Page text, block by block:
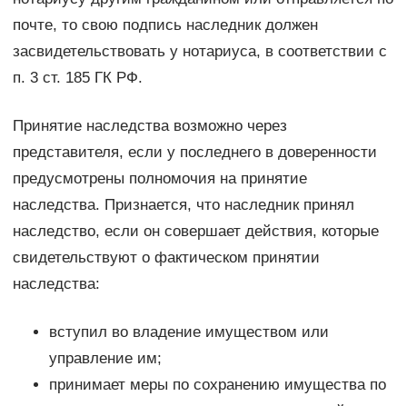
почте, то свою подпись наследник должен
засвидетельствовать у нотариуса, в соответствии с
п. 3 ст. 185 ГК РФ.
Принятие наследства возможно через
представителя, если у последнего в доверенности
предусмотрены полномочия на принятие
наследства. Признается, что наследник принял
наследство, если он совершает действия, которые
свидетельствуют о фактическом принятии
наследства:
вступил во владение имуществом или
управление им;
принимает меры по сохранению имущества по